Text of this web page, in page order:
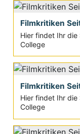
Filmkritiken
Hier findet Ihr
College
Filmkritiken
Hier findet Ihr
College